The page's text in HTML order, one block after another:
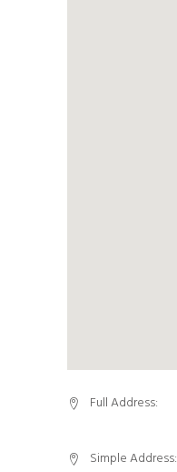
Full Address:
Simple Address: